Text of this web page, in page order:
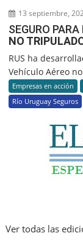
13 septiembre,
SEGURO
NO
RUS ha
Vehículo Aéreo
Empresas en acción
Río Uruguay Seguros
Ver todas las